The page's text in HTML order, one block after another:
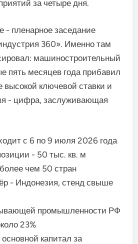
за четыре дня.
- пленарное заседание
360». Именно там
машиностроительный
пять месяцев года прибавил
высокой ключевой ставки и
- цифра, заслуживающая
с 6 по 9 июля 2026 года
- 50 тыс. кв. м
чем 50 стран
- Индонезия, стенд свыше
промышленности РФ
23%
капитал за